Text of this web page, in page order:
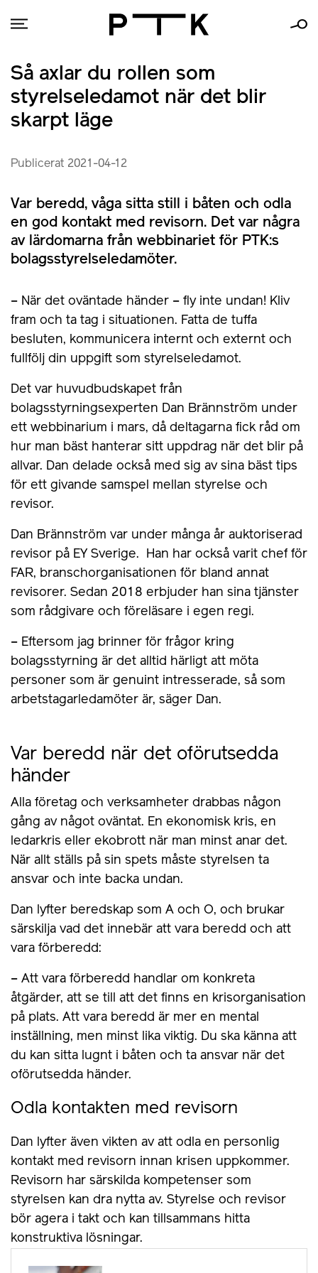
Så axlar du rollen som
styrelseledamot när det blir
skarpt läge
Publicerat 2021-04-12
Var beredd, våga sitta still i båten och odla
en god kontakt med revisorn. Det var några
av lärdomarna från webbinariet för PTK:s
bolagsstyrelseledamöter.
– När det oväntade händer – fly inte undan! Kliv
fram och ta tag i situationen. Fatta de tuffa
besluten, kommunicera internt och externt och
fullfölj din uppgift som styrelseledamot.
Det var huvudbudskapet från
bolagsstyrningsexperten Dan Brännström under
ett webbinarium i mars, då deltagarna fick råd om
hur man bäst hanterar sitt uppdrag när det blir på
allvar. Dan delade också med sig av sina bäst tips
för ett givande samspel mellan styrelse och
revisor.
Dan Brännström var under många år auktoriserad
revisor på EY Sverige. Han har också varit chef för
FAR, branschorganisationen för bland annat
revisorer. Sedan 2018 erbjuder han sina tjänster
som rådgivare och föreläsare i egen regi.
– Eftersom jag brinner för frågor kring
bolagsstyrning är det alltid härligt att möta
personer som är genuint intresserade, så som
arbetstagarledamöter är, säger Dan.
Var beredd när det oförutsedda
händer
Alla företag och verksamheter drabbas någon
gång av något oväntat. En ekonomisk kris, en
ledarkris eller ekobrott när man minst anar det.
När allt ställs på sin spets måste styrelsen ta
ansvar och inte backa undan.
Dan lyfter beredskap som A och O, och brukar
särskilja vad det innebär att vara beredd och att
vara förberedd:
– Att vara förberedd handlar om konkreta
åtgärder, att se till att det finns en krisorganisation
på plats. Att vara beredd är mer en mental
inställning, men minst lika viktig. Du ska känna att
du kan sitta lugnt i båten och ta ansvar när det
oförutsedda händer.
Odla kontakten med revisorn
Dan lyfter även vikten av att odla en personlig
kontakt med revisorn innan krisen uppkommer.
Revisorn har särskilda kompetenser som
styrelsen kan dra nytta av. Styrelse och revisor
bör agera i takt och kan tillsammans hitta
konstruktiva lösningar.